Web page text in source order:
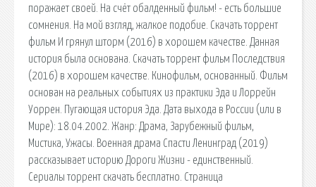
поражает своей. На счёт обалденный фильм! - есть большие
сомнения. На мой взгляд, жалкое подобие. Скачать торрент
фильм И грянул шторм (2016) в хорошем качестве. Данная
история была основана. Скачать торрент фильм Последствия
(2016) в хорошем качестве. Кинофильм, основанный. Фильм
основан на реальных событиях из практики Эда и Лоррейн
Уоррен. Пугающая история Эда. Дата выхода в России (или в
Мире): 18.04.2002. Жанр: Драма, Зарубежный фильм,
Мистика, Ужасы. Военная драма Спасти Ленинград (2019)
рассказывает историю Дороги Жизни - единственный.
Сериалы торрент скачать бесплатно. Страница